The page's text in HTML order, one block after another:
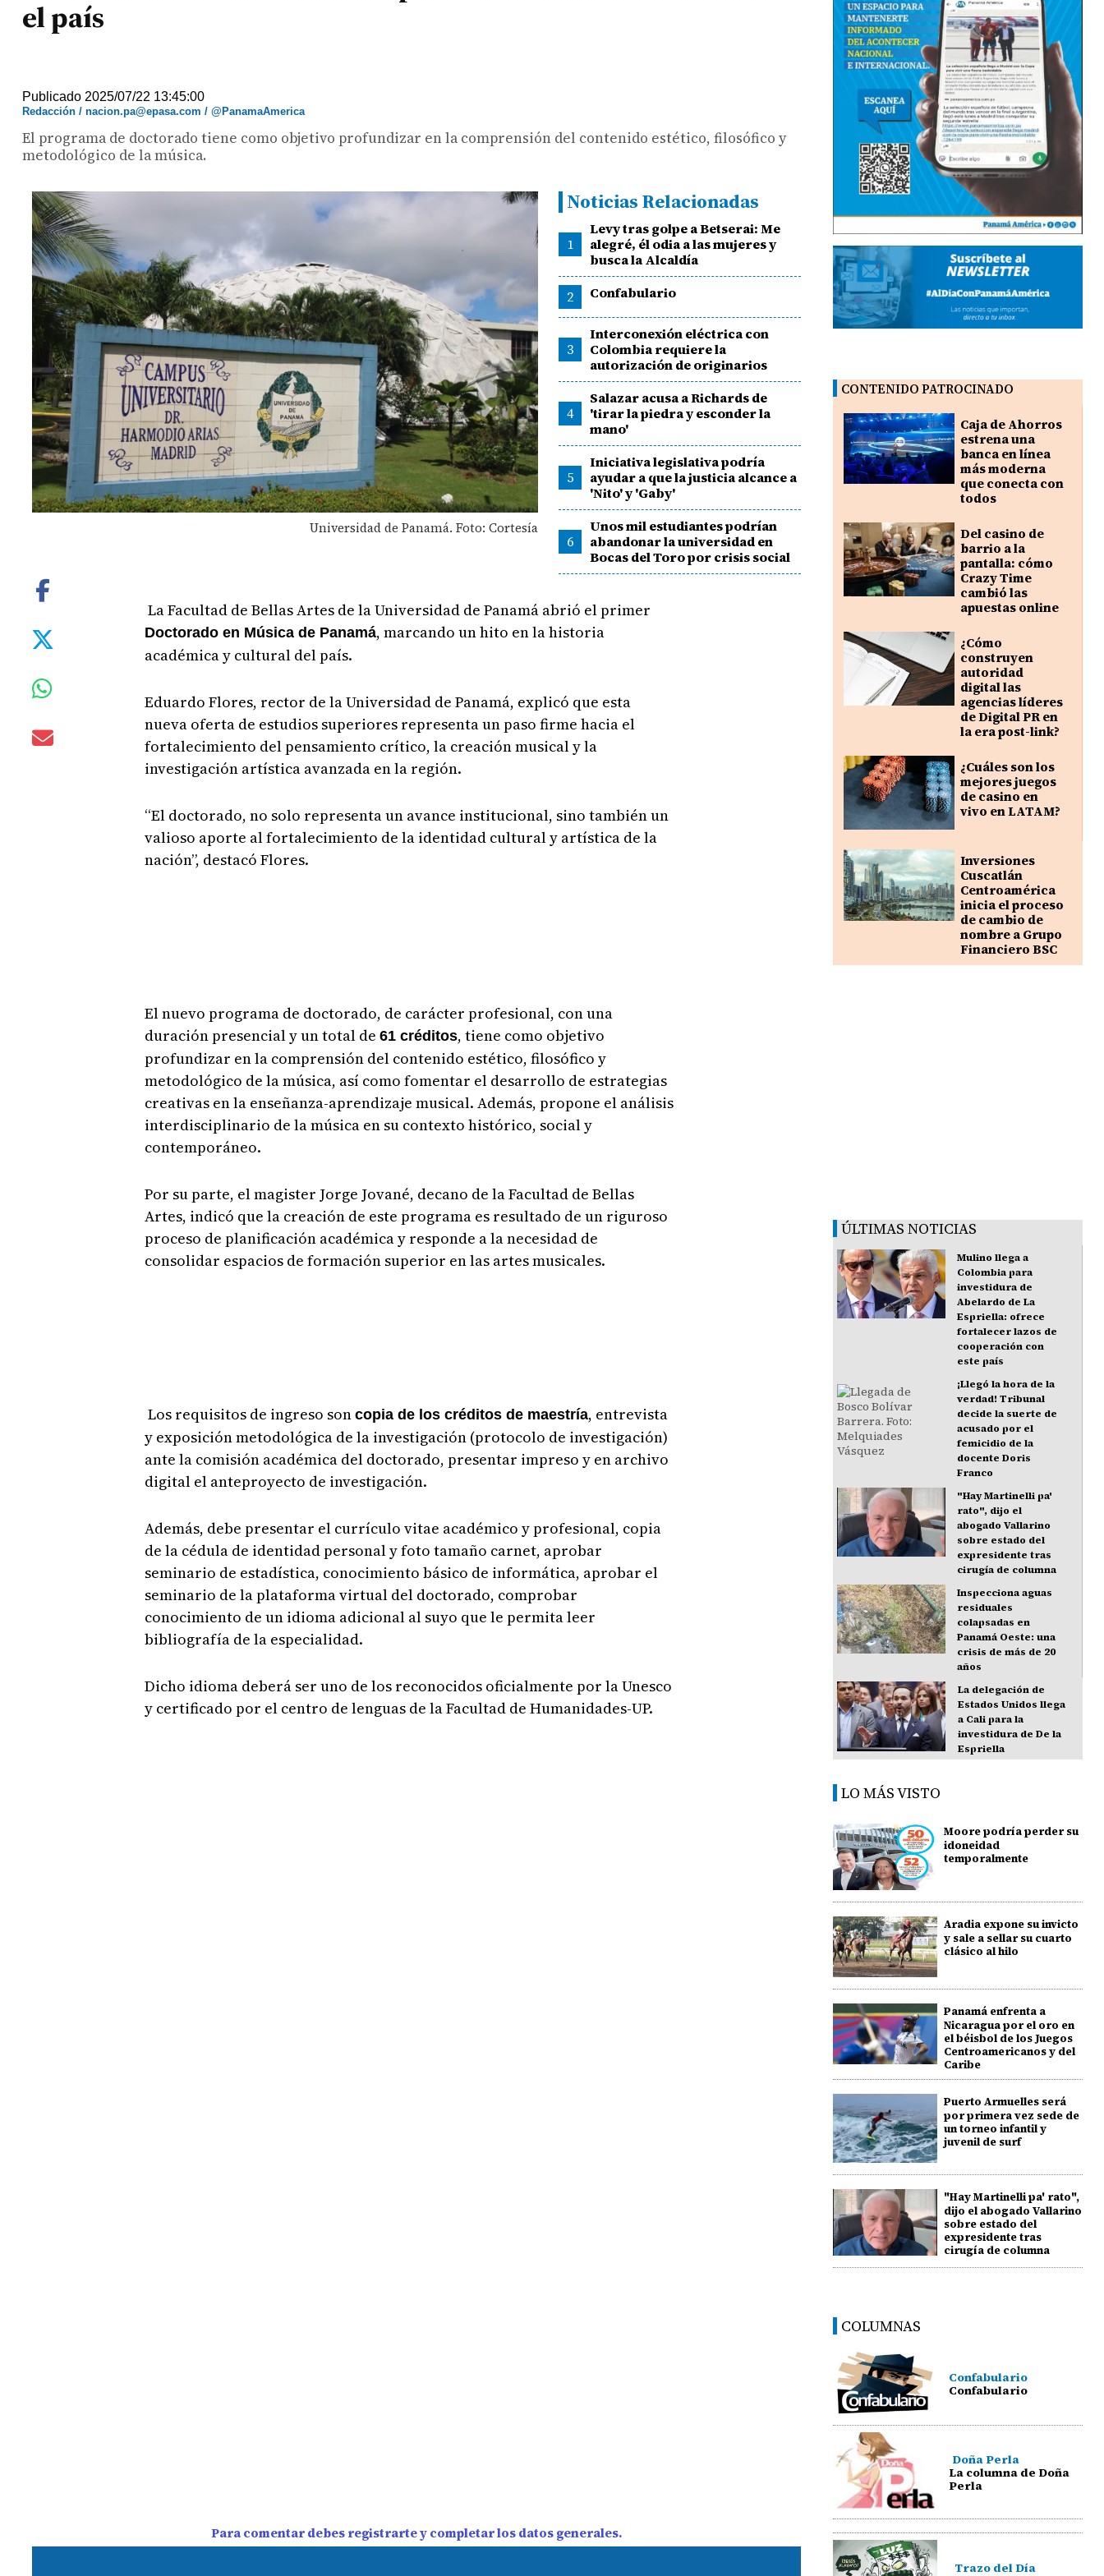
el país
Publicado 2025/07/22 13:45:00
Redacción / nacion.pa@epasa.com / @PanamaAmerica
El programa de doctorado tiene como objetivo profundizar en la comprensión del contenido estético, filosófico y
metodológico de la música.
Universidad de Panamá. Foto: Cortesía
Noticias Relacionadas
1
Levy tras golpe a Betserai: Me
alegré, él odia a las mujeres y
busca la Alcaldía
2 Confabulario
3
Interconexión eléctrica con
Colombia requiere la
autorización de originarios
4
Salazar acusa a Richards de
'tirar la piedra y esconder la
mano'
5
Iniciativa legislativa podría
ayudar a que la justicia alcance a
'Nito' y 'Gaby'
6
Unos mil estudiantes podrían
abandonar la universidad en
Bocas del Toro por crisis social
La Facultad de Bellas Artes de la Universidad de Panamá abrió el primer
Doctorado en Música de Panamá, marcando un hito en la historia
académica y cultural del país.
Eduardo Flores, rector de la Universidad de Panamá, explicó que esta
nueva oferta de estudios superiores representa un paso firme hacia el
fortalecimiento del pensamiento crítico, la creación musical y la
investigación artística avanzada en la región.
“El doctorado, no solo representa un avance institucional, sino también un
valioso aporte al fortalecimiento de la identidad cultural y artística de la
nación”, destacó Flores.
El nuevo programa de doctorado, de carácter profesional, con una
duración presencial y un total de 61 créditos, tiene como objetivo
profundizar en la comprensión del contenido estético, filosófico y
metodológico de la música, así como fomentar el desarrollo de estrategias
creativas en la enseñanza-aprendizaje musical. Además, propone el análisis
interdisciplinario de la música en su contexto histórico, social y
contemporáneo.
Por su parte, el magister Jorge Jované, decano de la Facultad de Bellas
Artes, indicó que la creación de este programa es resultado de un riguroso
proceso de planificación académica y responde a la necesidad de
consolidar espacios de formación superior en las artes musicales.
Los requisitos de ingreso son copia de los créditos de maestría, entrevista
y exposición metodológica de la investigación (protocolo de investigación)
ante la comisión académica del doctorado, presentar impreso y en archivo
digital el anteproyecto de investigación.
Además, debe presentar el currículo vitae académico y profesional, copia
de la cédula de identidad personal y foto tamaño carnet, aprobar
seminario de estadística, conocimiento básico de informática, aprobar el
seminario de la plataforma virtual del doctorado, comprobar
conocimiento de un idioma adicional al suyo que le permita leer
bibliografía de la especialidad.
Dicho idioma deberá ser uno de los reconocidos oficialmente por la Unesco
y certificado por el centro de lenguas de la Facultad de Humanidades-UP.
Para comentar debes registrarte y completar los datos generales.
CONTENIDO PATROCINADO
Caja de Ahorros
estrena una
banca en línea
más moderna
que conecta con
todos
Del casino de
barrio a la
pantalla: cómo
Crazy Time
cambió las
apuestas online
¿Cómo
construyen
autoridad
digital las
agencias líderes
de Digital PR en
la era post-link?
¿Cuáles son los
mejores juegos
de casino en
vivo en LATAM?
Inversiones
Cuscatlán
Centroamérica
inicia el proceso
de cambio de
nombre a Grupo
Financiero BSC
ÚLTIMAS NOTICIAS
Mulino llega a
Colombia para
investidura de
Abelardo de La
Espriella: ofrece
fortalecer lazos de
cooperación con
este país
¡Llegó la hora de la
verdad! Tribunal
decide la suerte de
acusado por el
femicidio de la
docente Doris
Franco
"Hay Martinelli pa'
rato", dijo el
abogado Vallarino
sobre estado del
expresidente tras
cirugía de columna
Inspecciona aguas
residuales
colapsadas en
Panamá Oeste: una
crisis de más de 20
años
La delegación de
Estados Unidos llega
a Cali para la
investidura de De la
Espriella
LO MÁS VISTO
Moore podría perder su
idoneidad
temporalmente
Aradia expone su invicto
y sale a sellar su cuarto
clásico al hilo
Panamá enfrenta a
Nicaragua por el oro en
el béisbol de los Juegos
Centroamericanos y del
Caribe
Puerto Armuelles será
por primera vez sede de
un torneo infantil y
juvenil de surf
"Hay Martinelli pa' rato",
dijo el abogado Vallarino
sobre estado del
expresidente tras
cirugía de columna
COLUMNAS
Confabulario
Confabulario
Doña Perla
La columna de Doña
Perla
Trazo del Día